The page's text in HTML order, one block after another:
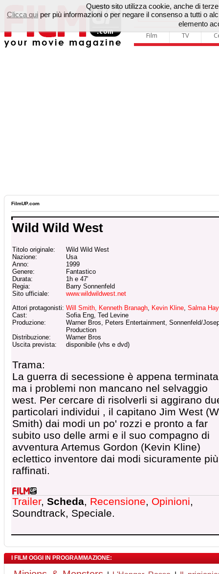
Film TV
FilmUP.com
Wild Wild West
Titolo originale:
Wild Wild West
Nazione:
Usa
Anno:
1999
Genere:
Fantastico
Durata:
1h e 47'
Regia:
Barry Sonnenfeld
Sito ufficiale:
www.wildwildwest.net
Attori protagonisti: Will Smith, Kenneth Branagh, Kevin Kline, Salma
Cast:
Sofia Eng, Ted Levine
Produzione:
Warner Bros, Peters Entertainment, Sonnenfeld/
Production
Distribuzione:
Warner Bros
Uscita prevista:
disponibile (vhs e dvd)
Trama:
La guerra di secessione è appena
ma i problemi non mancano nel selvaggio
west. Per cercare di risolverli si aggirano
particolari individui , il capitano Jim West
Smith) dai modi un po' rozzi e pronto a far
subito uso delle armi e il suo compagno di
avventura Artemus Gordon (Kevin Kline)
eclettico inventore dai modi sicuramente più
raffinati.
Trailer, Scheda, Recensione, Opinioni,
Soundtrack, Speciale.
I FILM OGGI IN PROGRAMMAZIONE:
Questo sito utilizza cookie, anche di
Clicca qui per più informazioni o per negare il consenso a tutti o
elemento